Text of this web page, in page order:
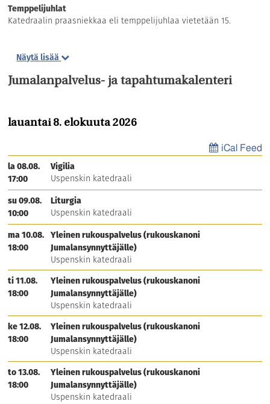
Temppelijuhlat
Katedraalin praasniekkaa eli temppelijuhlaa vietetään 15.
Pienkeräys
Uspenskin ystävät ry järjestää pienkeräyksen
Jumalansynnyttäjän mosaiikki-ikonin hankkimiseksi
Papisto
Kallinen Kimmo
Pappi
Uspenskin katedraali, Klaukkalan kirkko
(viikkovapaat maanantai ja tiistai)
kimmo.kallinen@ort.fi
+358407079609
Lampinen Juha
Ylidiakoni
Uspenskin katedraali (viikkovapaat
maanantai ja tiistai)
juha.lampinen@ort.fi
+358405279580
Merras Teo
Uspenskin katedraali ja Klaukkalan kirkko
(viikkovapaat maanantai ja tiistai)
teo.merras@ort.fi
+358405403200
Näytä lisää
Jumalanpalvelus- ja tapahtumakalenteri
lauantai 8. elokuuta 2026
iCal Feed
la 08.08.
17:00
Vigilia
Uspenskin katedraali
su 09.08.
10:00
Liturgia
Uspenskin katedraali
ma 10.08.
18:00
Yleinen rukouspalvelus (rukouskanoni
Jumalansynnyttäjälle)
Uspenskin katedraali
ti 11.08.
18:00
Yleinen rukouspalvelus (rukouskanoni
Jumalansynnyttäjälle)
Uspenskin katedraali
ke 12.08.
18:00
Yleinen rukouspalvelus (rukouskanoni
Jumalansynnyttäjälle)
Uspenskin katedraali
to 13.08.
18:00
Yleinen rukouspalvelus (rukouskanoni
Jumalansynnyttäjälle)
Uspenskin katedraali